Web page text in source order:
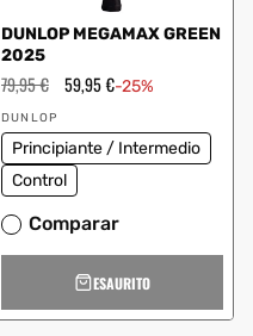
DUNLOP MEGAMAX GREEN
2025
Prezzo
regolare
79,95 € Prezzo
scontato
59,95 €-25%
Fornitore:
DUNLOP
Principiante / Intermedio
Control
Comparar
ESAURITO